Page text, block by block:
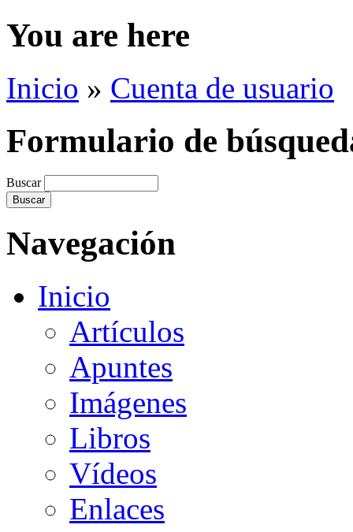
You are here
Inicio » Cuenta de usuario
Formulario de
Buscar
Navegación
Inicio
Artículos
Apuntes
Imágenes
Libros
Vídeos
Enlaces